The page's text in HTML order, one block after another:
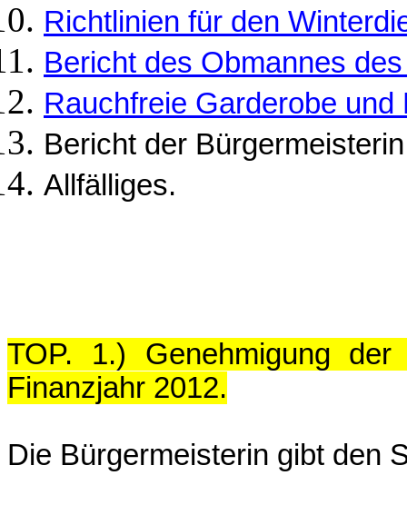
Richtlinien für den
Bericht des Obmannes
Rauchfreie Garderobe
Bericht der
Allfälliges.
TOP. 1.) Genehmigung
Finanzjahr 2012.
Die Bürgermeisterin gibt den